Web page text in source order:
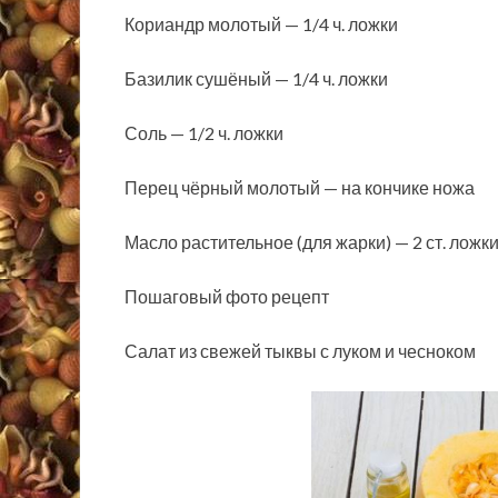
Кориандр молотый — 1/4 ч. ложки
Базилик сушёный — 1/4 ч. ложки
Соль — 1/2 ч. ложки
Перец чёрный молотый — на кончике ножа
Масло растительное (для жарки) — 2 ст. ложки
Пошаговый фото рецепт
Салат из свежей тыквы с луком и чесноком